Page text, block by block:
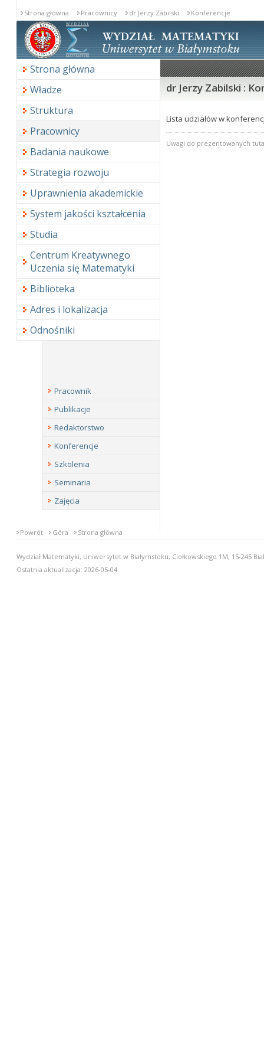
Strona główna Pracownicy dr Jerzy Zabilski Konferencje
Strona główna
Władze
Struktura
Pracownicy
Badania naukowe
Strategia rozwoju
Uprawnienia akademickie
System jakości kształcenia
Studia
Centrum Kreatywnego
Uczenia się Matematyki
Biblioteka
Adres i lokalizacja
Odnośniki
dr Jerzy Zabilski :
Lista udziałów w
Uwagi do prezentowanych
Pracownik
Publikacje
Redaktorstwo
Konferencje
Szkolenia
Seminaria
Zajęcia
Powrót Góra Strona główna
Wydział Matematyki, Uniwersytet w Białymstoku, Ciołkowskiego 1M, 15-245
Ostatnia aktualizacja: 2026-05-04